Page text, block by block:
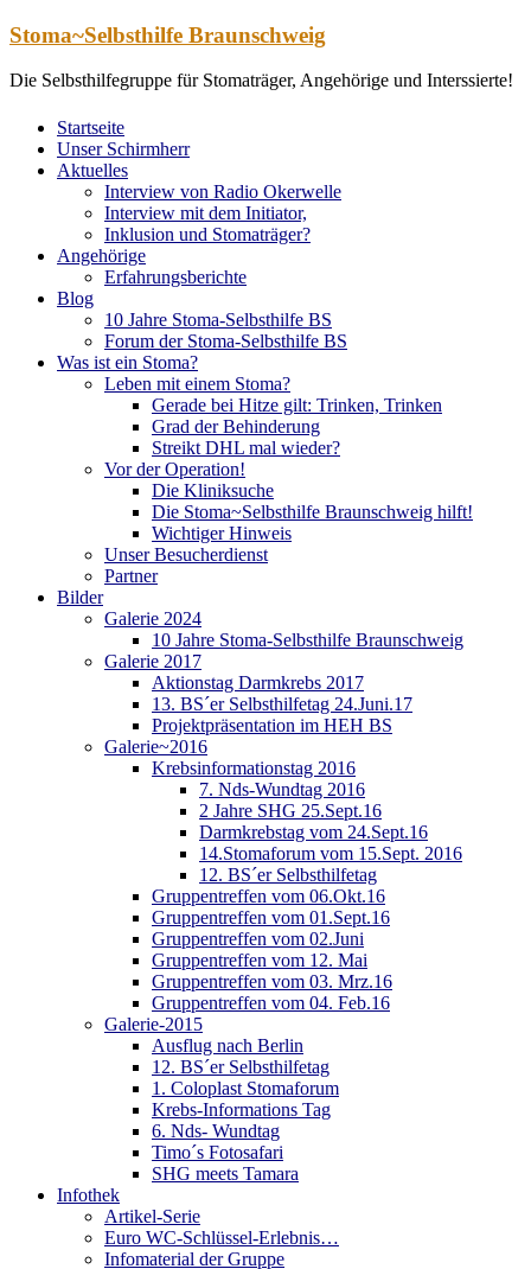
Zum
springen
Stoma~Selbsthilfe Braunschweig
Die Selbsthilfegruppe für Stomaträger, Angehörige und Interssierte!
Startseite
Unser Schirmherr
Aktuelles
Interview von Radio Okerwelle
Interview mit dem Initiator,
Inklusion und Stomaträger?
Angehörige
Erfahrungsberichte
Blog
10 Jahre Stoma-Selbsthilfe BS
Forum der Stoma-Selbsthilfe BS
Was ist ein Stoma?
Leben mit einem Stoma?
Gerade bei Hitze gilt: Trinken, Trinken
Grad der Behinderung
Streikt DHL mal wieder?
Vor der Operation!
Die Kliniksuche
Die Stoma~Selbsthilfe Braunschweig hilft!
Wichtiger Hinweis
Unser Besucherdienst
Partner
Bilder
Galerie 2024
10 Jahre Stoma-Selbsthilfe Braunschweig
Galerie 2017
Aktionstag Darmkrebs 2017
13. BS´er Selbsthilfetag 24.Juni.17
Projektpräsentation im HEH BS
Galerie~2016
Krebsinformationstag 2016
7. Nds-Wundtag 2016
2 Jahre SHG 25.Sept.16
Darmkrebstag vom 24.Sept.16
14.Stomaforum vom 15.Sept. 2016
12. BS´er Selbsthilfetag
Gruppentreffen vom 06.Okt.16
Gruppentreffen vom 01.Sept.16
Gruppentreffen vom 02.Juni
Gruppentreffen vom 12. Mai
Gruppentreffen vom 03. Mrz.16
Gruppentreffen vom 04. Feb.16
Galerie-2015
Ausflug nach Berlin
12. BS´er Selbsthilfetag
1. Coloplast Stomaforum
Krebs-Informations Tag
6. Nds- Wundtag
Timo´s Fotosafari
SHG meets Tamara
Infothek
Artikel-Serie
Euro WC-Schlüssel-Erlebnis…
Infomaterial der Gruppe